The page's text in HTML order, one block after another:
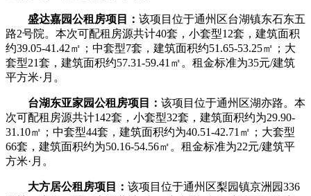
盛达嘉园公租房项目： 该项目位于通州区台湖镇东石东五
路2号院。本次可配租房源共计40套，小套型12套，建筑面积
约39.05-41.42㎡；中套型7套，建筑面积约51.65-53.25㎡；大
套型21套，建筑面积约57.31-59.41㎡。租金标准为35元/建筑
平方米·月。
台湖东亚家园公租房项目： 该项目位于通州区湖亦路。本
次可配租房源共计142套，小套型32套，建筑面积约为29.90-
31.10㎡；中套型44套，建筑面积约为40.51-42.71㎡；大套型
66套，建筑面积约为50.16-54.56㎡。租金标准为22元/建筑平
方米·月。
大方居公租房项目： 该项目位于通州区梨园镇京洲园336